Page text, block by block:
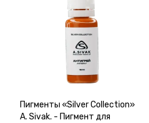
Пигменты «Silver Collection»
A. Sivak. - Пигмент для